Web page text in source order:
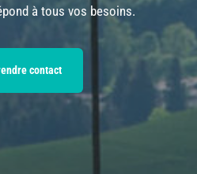
à tous vos besoins.
contact